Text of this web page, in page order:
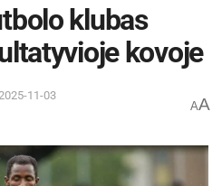
klubas
kovoje
11-03
AA